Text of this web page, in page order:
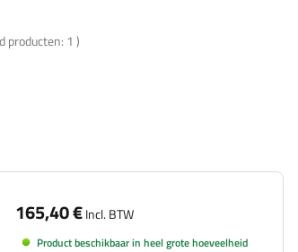
producten: 1 )
165,40 €Incl. BTW
Product beschikbaar in heel grote hoeveelheid